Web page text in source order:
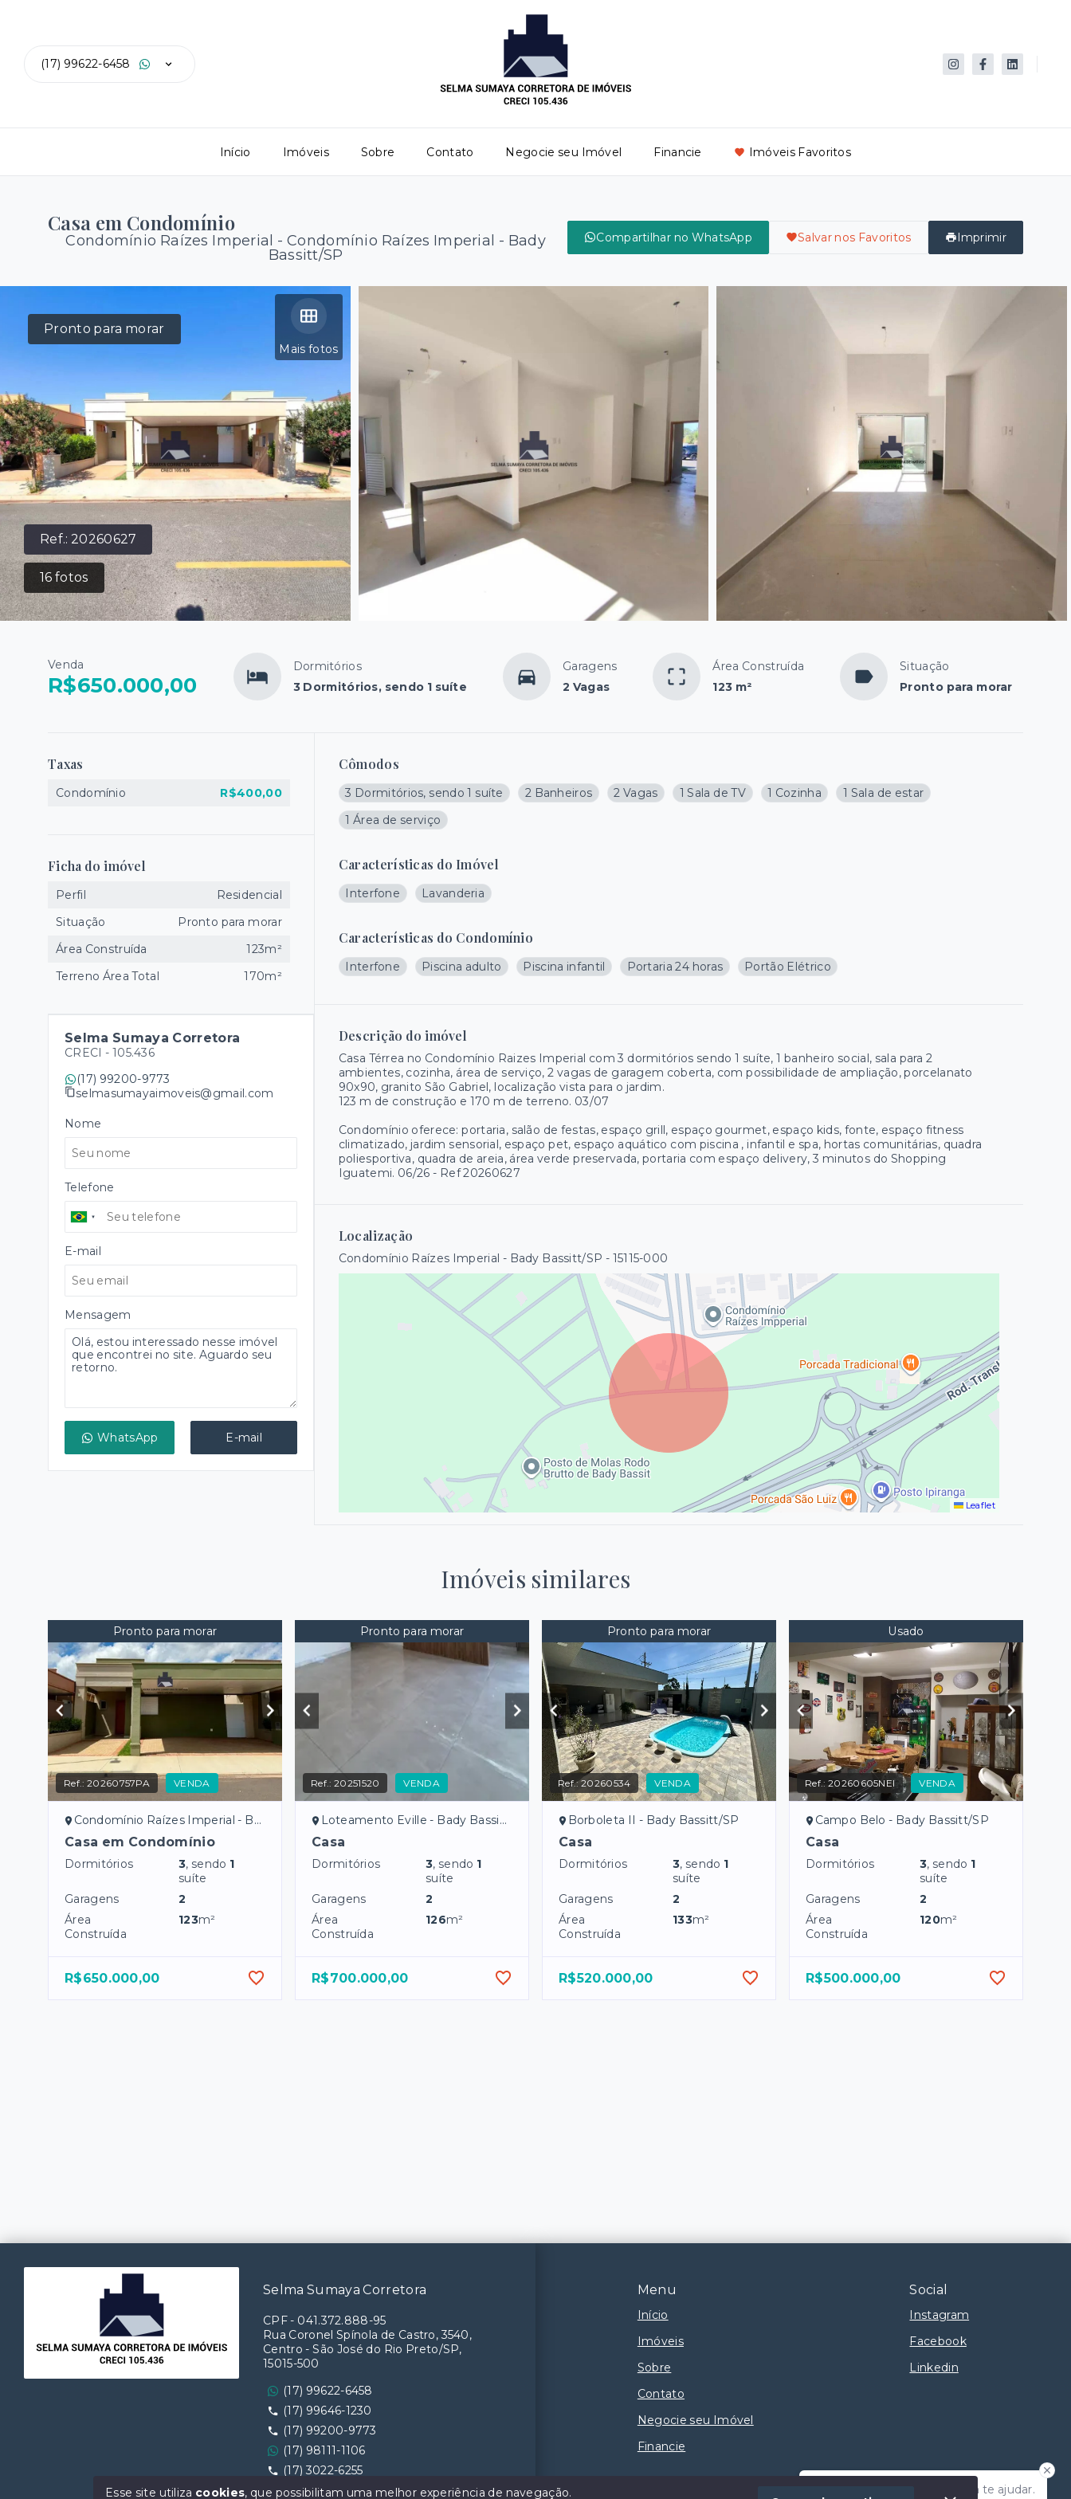
(17) 99622-6458
Início Imóveis Sobre Contato Negocie seu Imóvel Financie Imóveis Favoritos
Casa em Condomínio
Condomínio Raízes Imperial -Condomínio Raízes Imperial - Bady
Bassitt/SP
Compartilhar no WhatsApp Salvar nos Favoritos Imprimir
Ref.: 20260627
16 fotos
Mais fotos
Pronto para morar
Venda
R$650.000,00
Dormitórios
3 Dormitórios, sendo 1 suíte
Garagens
2 Vagas
Área Construída
123 m²
Situação
Pronto para morar
Cômodos
3 Dormitórios, sendo 1 suíte 2 Banheiros 2 Vagas 1 Sala de TV 1 Cozinha
1 Sala de estar
1 Área de serviço
Características do Imóvel
Interfone Lavanderia
Características do Condomínio
Interfone Piscina adulto Piscina infantil Portaria 24 horas Portão Elétrico
Descrição do imóvel
Casa Térrea no Condomínio Raizes Imperial com 3 dormitórios sendo 1 suíte, 1 banheiro social, sala para 2
ambientes, cozinha, área de serviço, 2 vagas de garagem coberta, com possibilidade de ampliação, porcelanato
90x90, granito São Gabriel, localização vista para o jardim.
123 m de construção e 170 m de terreno. 03/07
Condomínio oferece: portaria, salão de festas, espaço grill, espaço gourmet, espaço kids, fonte, espaço fitness
climatizado, jardim sensorial, espaço pet, espaço aquático com piscina , infantil e spa, hortas comunitárias, quadra
poliesportiva, quadra de areia, área verde preservada, portaria com espaço delivery, 3 minutos do Shopping
Iguatemi. 06/26 - Ref 20260627
Localização
Condomínio Raízes Imperial - Bady Bassitt/SP - 15115-000
Leaflet
Taxas
Condomínio R$400,00
Ficha do imóvel
Perfil
Residencial
Situação
Pronto para morar
Área Construída
123m²
Terreno Área Total
170m²
Selma Sumaya Corretora
CRECI - 105.436
(17) 99200-9773
selmasumayaimoveis@gmail.com
Nome
Telefone
E-mail
Mensagem
WhatsApp E-mail
Imóveis similares
Pronto para morar
Ref.:20260757PA VENDA
Condomínio Raízes Imperial - Bady Bassitt/SP
Casa em Condomínio
Dormitórios 3, sendo 1
suíte
Garagens
2
Área
Construída
123m²
R$650.000,00
Pronto para morar
Ref.:20251520 VENDA
Loteamento Eville - Bady Bassitt/SP
Casa
Dormitórios 3, sendo 1
suíte
Garagens
2
Área
Construída
126m²
R$700.000,00
Pronto para morar
Ref.:20260534 VENDA
Borboleta II - Bady Bassitt/SP
Casa
Dormitórios 3, sendo 1
suíte
Garagens
2
Área
Construída
133m²
R$520.000,00
Usado
Ref.:20260605NEI VENDA
Campo Belo - Bady Bassitt/SP
Casa
Dormitórios 3, sendo 1
suíte
Garagens
2
Área
Construída
120m²
R$500.000,00
Olá! Estamos disponíveis para te ajudar.
Menu
Início
Imóveis
Sobre
Contato
Negocie seu Imóvel
Financie
Social
Instagram
Facebook
Linkedin
Selma Sumaya Corretora
CPF- 041.372.888-95
Rua Coronel Spínola de Castro, 3540,
Centro - São José do Rio Preto/SP,
15015-500
(17) 99622-6458
(17) 99646-1230
(17) 99200-9773
(17) 98111-1106
(17) 3022-6255
Ver e-mail
Esse site utiliza cookies, que possibilitam uma melhor experiência de navegação.